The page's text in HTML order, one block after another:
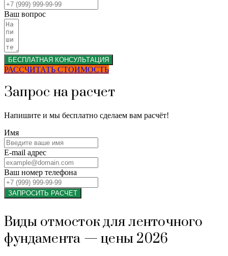
Ваш вопрос
БЕСПЛАТНАЯ КОНСУЛЬТАЦИЯ
РАССЧИТАТЬ СТОИМОСТЬ
Запрос на расчет
Напишите и мы бесплатно сделаем вам расчёт!
Имя
E-mail адрес
Ваш номер телефона
ЗАПРОСИТЬ РАСЧЕТ
Виды отмосток для ленточного
фундамента — цены 2026